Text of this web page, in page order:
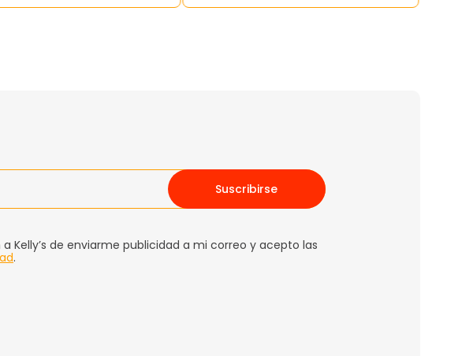
Suscribirse
Kelly’s de enviarme publicidad a mi correo y acepto las
.